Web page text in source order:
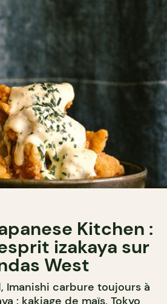
Kitchen :
izakaya sur
West
Imanishi carbure toujours à
: kakiage de maïs, Tokyo